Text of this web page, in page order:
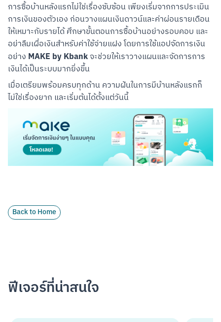
การซื้อบ้านหลังแรกไม่ใช่เรื่องซับซ้อน เพียงเริ่มจากการประเมิน
การเงินของตัวเอง ก่อนวางแผนเงินดาวน์และค่าผ่อนรายเดือน
ให้เหมาะกับรายได้ ศึกษาขั้นตอนการซื้อบ้านอย่างรอบคอบ และ
อย่าลืมเผื่อเงินสำหรับค่าใช้จ่ายแฝง โดยการใช้แอปจัดการเงิน
อย่าง MAKE by Kbank จะช่วยให้เราวางแผนและจัดการการ
เงินได้เป็นระบบมากยิ่งขึ้น
เมื่อเตรียมพร้อมครบทุกด้าน ความฝันในการมีบ้านหลังแรกก็
ไม่ใช่เรื่องยาก และเริ่มต้นได้ตั้งแต่วันนี้
Back to Home
ฟีเจอร์ที่น่าสนใจ